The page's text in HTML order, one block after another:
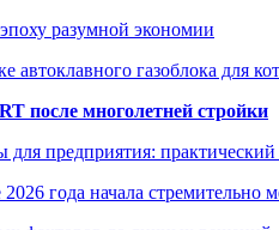
разумной экономии
газоблока для
после многолетней стройки
для предприятия:
года начала стремительно